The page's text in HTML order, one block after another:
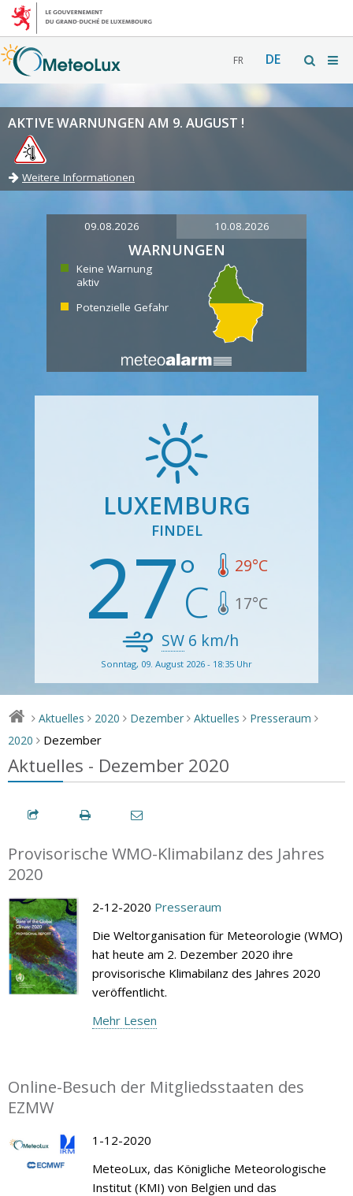
FR DE
AKTIVE WARNUNGEN AM 9. AUGUST !
Weitere Informationen
09.08.2026 10.08.2026
WARNUNGEN
Keine Warnung
aktiv
Potenzielle Gefahr
LUXEMBURG
FINDEL
27 29°C
17°C
SW 6 km/h
Sonntag, 09. August 2026 - 18:35 Uhr
> Aktuelles > 2020 > Dezember > Aktuelles > Presseraum >
2020 > Dezember
Aktuelles - Dezember 2020
Provisorische WMO-Klimabilanz des Jahres
2020
2-12-2020 Presseraum
Die Weltorganisation für Meteorologie (WMO)
hat heute am 2. Dezember 2020 ihre
provisorische Klimabilanz des Jahres 2020
veröffentlicht.
Mehr Lesen
Online-Besuch der Mitgliedsstaaten des
EZMW
1-12-2020
MeteoLux, das Königliche Meteorologische
Institut (KMI) von Belgien und das